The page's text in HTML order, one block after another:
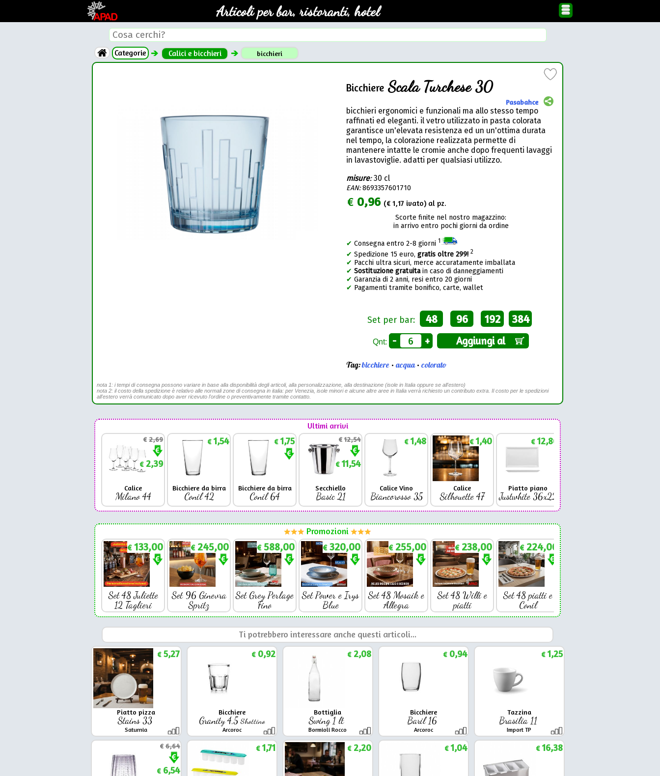
Articoli per bar, ristoranti, hotel
Categorie Calici e bicchieri bicchieri
BicchiereScala Turchese 30
Pasabahce
bicchieri ergonomici e funzionali ma allo stesso tempo
raffinati ed eleganti. il vetro utilizzato in pasta colorata
garantisce un'elevata resistenza ed un un'ottima durata
nel tempo, la colorazione realizzata permette di
mantenere intatte le cromie anche dopo frequenti lavaggi
in lavastoviglie. adatti per qualsiasi utilizzo.
misure:30 cl
EAN:8693357601710
€ 0,96 (€ 1,17 ivato) al pz.
Scorte finite nel nostro magazzino:
in arrivo entro pochi giorni da ordine
✔ Consegna entro 2-8 giorni 1
✔ Spedizione 15 euro, gratis oltre 299! 2
✔ Pacchi ultra sicuri, merce accuratamente imballata
✔ Sostituzione gratuitain caso di danneggiamenti
✔ Garanzia di 2 anni, resi entro 20 giorni
✔ Pagamenti tramite bonifico, carte, wallet
Set per bar: 48 96 192 384
Qnt: - + Aggiungi al
Tag:bicchiere• acqua• colorato
nota 1: i tempi di consegna possono variare in base alla disponibilità degli articoli, alla personalizzazione, alla destinazione (isole in Italia oppure se all'estero)
nota 2: il costo della spedizione è relativo alle normali zone di consegna in italia: per Venezia, isole minori e alcune altre aree in Italia verrà richiesto un contributo extra. Il costo per le spedizioni
all'estero verrà comunicato dopo aver ricevuto l'ordine o preventivamente tramite contatto.
Ultimi arrivi
€2,69
€2,39
Calice
Milano 44
€1,54
Bicchiere da birra
Conil 42
€1,75
Bicchiere da birra
Conil 64
€12,54
€11,54
Secchiello
Basic 21
€1,48
Calice Vino
Biancorosso 35
€1,40
Calice
Silhouette 47
€12,86
Piatto piano
Justwhite 36x22
Promozioni
€133,00
Set 48 Juliette
12 Taglieri
€245,00
Set 96 Ginevra
Spritz
€588,00
Set Grey Perlage
Fino
€320,00
Set Power e Irys
Blue
€255,00
Set 48 Mosaik e
Allegra
€238,00
Set 48 Willi e
piatti
€224,00
Set 48 piatti e
Conil
Ti potrebbero interessare anche questi articoli...
Piatto pizza
Stains 33
Saturnia
€5,27
Bicchiere
Granity 4,5Shottino
Arcoroc
€0,92
Bottiglia
Swing 1 lt
Bormioli Rocco
€2,08
Bicchiere
Baril 16
Arcoroc
€0,94
Tazzina
Brasilia 11
Import TP
€1,25
€6,64
€6,54
€1,71 €2,20 €1,04 €16,38